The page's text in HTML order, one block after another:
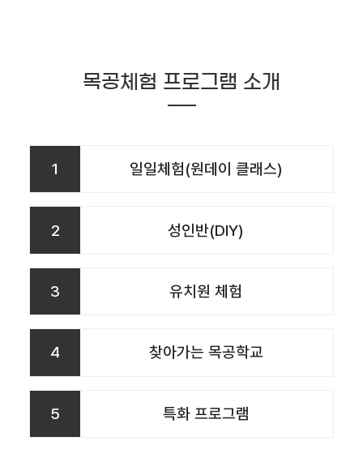
목공체험 프로그램 소개
1 일일체험(원데이 클래스)
2 성인반(DIY)
3 유치원 체험
4 찾아가는 목공학교
5 특화 프로그램